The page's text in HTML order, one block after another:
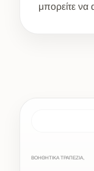
μπορείτε να
ΒΟΗΘΗΤΙΚΑ ΤΡΑΠΕΖΙΑ,